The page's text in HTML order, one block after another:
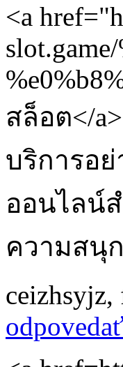
<a
สล็อต</
บริการอ
ออนไลน์
ความสนุ
ceizhsyjz,
odpovedať